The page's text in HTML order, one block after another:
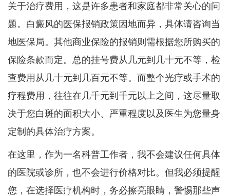
关于治疗费用，这是许多患者和家庭都非常关心的问
题。白癜风的医保报销政策因地而异，具体请咨询当
地医保局。其他商业保险的报销则需根据您所购买的
保险条款而定。总的挂号费从几元到几十元不等，检
查费用从几十元到几百元不等。而整个光疗或手术的
疗程费用，往往在几千元到千元以上之间，这尽量取
决于您白斑的面积大小、严重程度以及医生为您量身
定制的具体治疗方案。
在这里，作为一名科普工作者，我不会建议任何具体
的医院或诊所，也不会进行价格对比。但我必须提醒
您，在选择医疗机构时，务必擦亮眼睛，警惕那些声